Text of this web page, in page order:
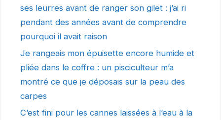
ses leurres avant de ranger son gilet : j’ai ri
pendant des années avant de comprendre
pourquoi il avait raison
Je rangeais mon épuisette encore humide et
pliée dans le coffre : un pisciculteur m’a
montré ce que je déposais sur la peau des
carpes
C’est fini pour les cannes laissées à l’eau à la